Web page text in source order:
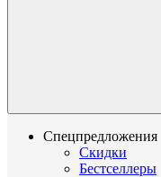
Спецпредложения
Скидки
Бестселлеры